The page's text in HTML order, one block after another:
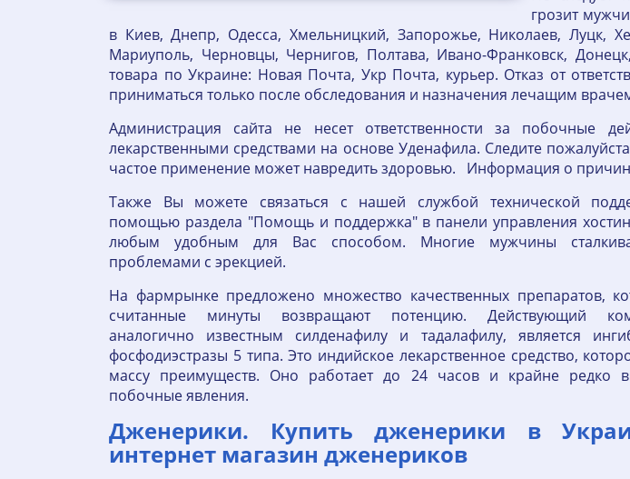
грозит
в Киев, Днепр, Одесса, Хмельницкий, Запорожье, Николаев, Луцк,
Мариуполь, Черновцы, Чернигов, Полтава, Ивано-Франковск,
товара по Украине: Новая Почта, Укр Почта, курьер. Отказ от
приниматься только после обследования и назначения лечащим
Администрация сайта не несет ответственности за побочные
лекарственными средствами на основе Уденафила. Следите
частое применение может навредить здоровью. Информация о
Также Вы можете связаться с нашей службой технической
помощью раздела "Помощь и поддержка" в панели управления
любым удобным для Вас способом. Многие мужчины
проблемами с эрекцией.
На фармрынке предложено множество качественных препаратов,
считанные минуты возвращают потенцию. Действующий
аналогично известным силденафилу и тадалафилу, является
фосфодиэстразы 5 типа. Это индийское лекарственное средство,
массу преимуществ. Оно работает до 24 часов и крайне редко
побочные явления.
Дженерики. Купить дженерики в
интернет магазин дженериков